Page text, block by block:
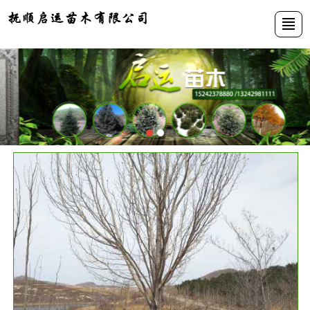
首页 公司介绍 苗木展示 新闻动态 资质荣誉 基地展示 联系我们 LBS